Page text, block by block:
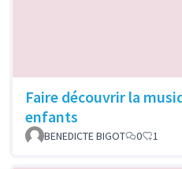
Faire découvrir la
enfants
BENEDICTE BIGOT 0 1